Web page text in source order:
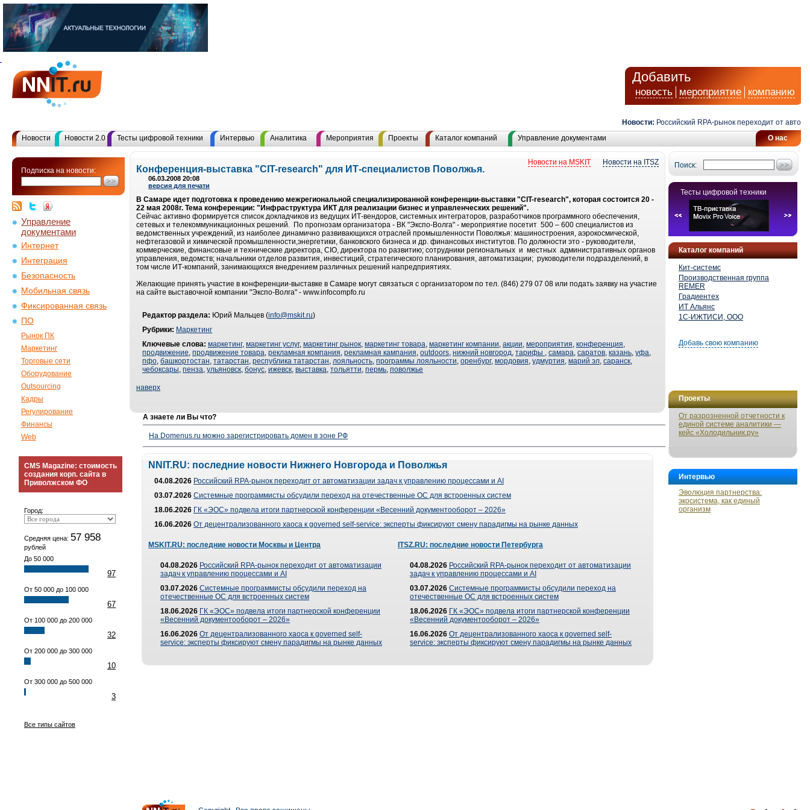
Добавить
новость мероприятие компанию
Новости: Российский RPA-рынок переходит от
О нас
Новости Новости 2.0 Тесты цифровой техники Интервью Аналитика Мероприятия Проекты Каталог компаний Управление документами
Подписка на новости:
Управление
документами
Интернет
Интеграция
Безопасность
Мобильная связь
Фиксированная связь
ПО
Рынок ПК
Маркетинг
Торговые сети
Оборудование
Outsourcing
Кадры
Регулирование
Финансы
Web
CMS Magazine: стоимость
создания корп. сайта в
Приволжском ФО
Город:
Средняя цена: 57 958
рублей
До 50 000
97
От 50 000 до 100 000
67
От 100 000 до 200 000
32
От 200 000 до 300 000
10
От 300 000 до 500 000
3
Все типы сайтов
Поиск:
Тесты цифровой техники
Каталог компаний
Кит-системс
Производственная группа
REMER
Градиентех
ИТ Альянс
1С-ИЖТИСИ, ООО
Добавь свою компанию
Проекты
От разрозненной отчетности к
единой системе аналитики —
кейс «Холодильник.ру»
Интервью
Эволюция партнерства:
экосистема, как единый
организм
Новости на ITSZ
Новости на MSKIT
Конференция-выставка "СIT-research" для ИТ-специалистов Поволжья.
06.03.2008 20:08
версия для печати
В Самаре идет подготовка к проведению межрегиональной специализированной конференции-выставки "СIT-research", которая состоится 20 -
22 мая 2008г. Тема конференции: "Инфраструктура ИКТ для реализации бизнес и управленческих решений".
Сейчас активно формируется список докладчиков из ведущих ИТ-вендоров, системных интеграторов, разработчиков программного обеспечения,
сетевых и телекоммуникационных решений. По прогнозам организатора - ВК "Экспо-Волга" - мероприятие посетит 500 – 600 специалистов из
ведомственных учреждений, из наиболее динамично развивающихся отраслей промышленности Поволжья: машиностроения, аэрокосмической,
нефтегазовой и химической промышленности,энергетики, банковского бизнеса и др. финансовых институтов. По должности это - руководители,
коммерческие, финансовые и технические директора, CIO, директора по развитию; сотрудники региональных и местных административных органов
управления, ведомств; начальники отделов развития, инвестиций, стратегического планирования, автоматизации; руководители подразделений, в
том числе ИТ-компаний, занимающихся внедрением различных решений напредприятиях.
Желающие принять участие в конференции-выставке в Самаре могут связаться с организатором по тел. (846) 279 07 08 или подать заявку на участие
на сайте выставочной компании "Экспо-Волга" - www.infocompfo.ru
Редактор раздела: Юрий Мальцев (info@mskit.ru)
Рубрики: Маркетинг
Ключевые слова: маркетинг, маркетинг услуг, маркетинг рынок, маркетинг товара, маркетинг компании, акции, мероприятия, конференция,
продвижение, продвижение товара, рекламная компания, рекламная кампания, outdoors, нижний новгород, тарифы , самара, саратов, казань, уфа,
пфо, башкортостан, татарстан, республика татарстан, лояльность, программы лояльности, оренбург, мордовия, удмуртия, марий эл, саранск,
чебоксары, пенза, ульяновск, бонус, ижевск, выставка, тольятти, пермь, поволжье
наверх
А знаете ли Вы что?
На Domenus.ru можно зарегистрировать домен в зоне РФ
NNIT.RU: последние новости Нижнего Новгорода и Поволжья
04.08.2026 Российский RPA-рынок переходит от автоматизации задач к управлению процессами и AI
03.07.2026 Системные программисты обсудили переход на отечественные ОС для встроенных систем
18.06.2026 ГК «ЭОС» подвела итоги партнерской конференции «Весенний документооборот – 2026»
16.06.2026 От децентрализованного хаоса к governed self-service: эксперты фиксируют смену парадигмы на рынке данных
MSKIT.RU: последние новости Москвы и Центра
04.08.2026 Российский RPA-рынок переходит от автоматизации
задач к управлению процессами и AI
03.07.2026 Системные программисты обсудили переход на
отечественные ОС для встроенных систем
18.06.2026 ГК «ЭОС» подвела итоги партнерской конференции
«Весенний документооборот – 2026»
16.06.2026 От децентрализованного хаоса к governed self-
service: эксперты фиксируют смену парадигмы на рынке данных
ITSZ.RU: последние новости Петербурга
04.08.2026 Российский RPA-рынок переходит от автоматизации
задач к управлению процессами и AI
03.07.2026 Системные программисты обсудили переход на
отечественные ОС для встроенных систем
18.06.2026 ГК «ЭОС» подвела итоги партнерской конференции
«Весенний документооборот – 2026»
16.06.2026 От децентрализованного хаоса к governed self-
service: эксперты фиксируют смену парадигмы на рынке данных